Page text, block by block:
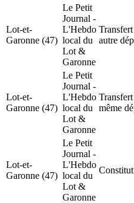
Lot-et-
Garonne (47)
Le Petit
Journal -
L'Hebdo
local du
Lot &
Garonne
autre
Lot-et-
Garonne (47)
Le Petit
Journal -
L'Hebdo
local du
Lot &
Garonne
même
Lot-et-
Garonne (47)
Le Petit
Journal -
L'Hebdo
local du
Lot &
Garonne